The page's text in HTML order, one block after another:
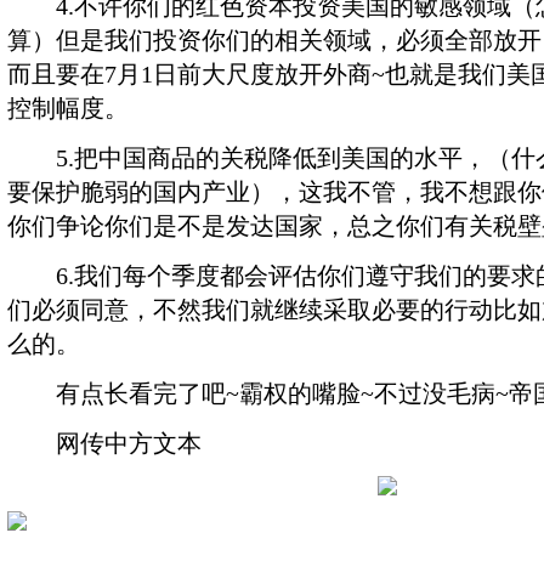
4.不许你们的红色资本投资美国的敏感领域（
算）但是我们投资你们的相关领域，必须全部放
而且要在7月1日前大尺度放开外商~也就是我们美
控制幅度。
5.把中国商品的关税降低到美国的水平，（什
要保护脆弱的国内产业），这我不管，我不想跟
你们争论你们是不是发达国家，总之你们有关税
6.我们每个季度都会评估你们遵守我们的要求
们必须同意，不然我们就继续采取必要的行动比
么的。
有点长看完了吧~霸权的嘴脸~不过没毛病~帝
网传中方文本